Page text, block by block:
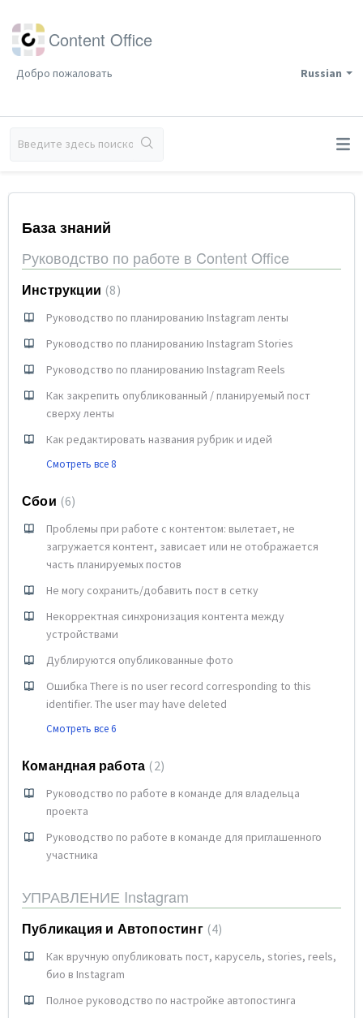
Content Office
Russian
Добро пожаловать
База знаний
Руководство по работе в Content Office
Инструкции 8
Руководство по планированию Instagram ленты
Руководство по планированию Instagram Stories
Руководство по планированию Instagram Reels
Как закрепить опубликованный / планируемый пост
сверху ленты
Как редактировать названия рубрик и идей
Смотреть все 8
Сбои 6
Проблемы при работе с контентом: вылетает, не
загружается контент, зависает или не отображается
часть планируемых постов
Не могу сохранить/добавить пост в сетку
Некорректная синхронизация контента между
устройствами
Дублируются опубликованные фото
Ошибка There is no user record corresponding to this
identifier. The user may have deleted
Смотреть все 6
Командная работа 2
Руководство по работе в команде для владельца
проекта
Руководство по работе в команде для приглашенного
участника
УПРАВЛЕНИЕ Instagram
Публикация и Автопостинг 4
Как вручную опубликовать пост, карусель, stories, reels,
био в Instagram
Полное руководство по настройке автопостинга